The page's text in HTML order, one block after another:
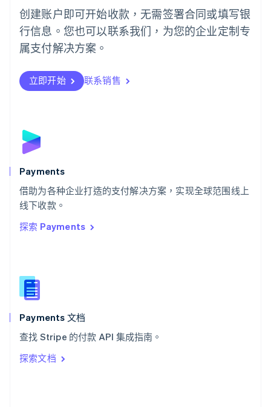
创建账户即可开始收款，无需签署合同或填写银
行信息。您也可以联系我们，为您的企业定制专
属支付解决方案。
立即开始 联系销售
Payments
借助为各种企业打造的支付解决方案，实现全球范围线上
线下收款。
探索 Payments
Payments 文档
查找 Stripe 的付款 API 集成指南。
探索文档
葡萄牙
Português English
日本
日本語English
瑞典
瑞士
DeutschFrançais
English
斯洛文尼亚
泰国
ไทยEnglish
希腊
English
西班牙
新西兰
English
匈牙利
English
ItalianoEnglish
印度
English